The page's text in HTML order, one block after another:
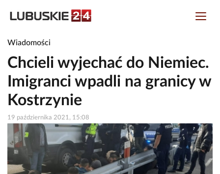
Wiadomości
Chcieli wyjechać do Niemiec.
Imigranci wpadli na granicy w
Kostrzynie
19 października 2021, 15:08